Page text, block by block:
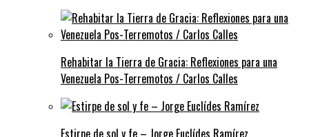
Rehabitar la Tierra de Gracia: Reflexiones para una
Venezuela Pos-Terremotos / Carlos Calles
Estirpe de sol y fe – Jorge Euclídes Ramírez